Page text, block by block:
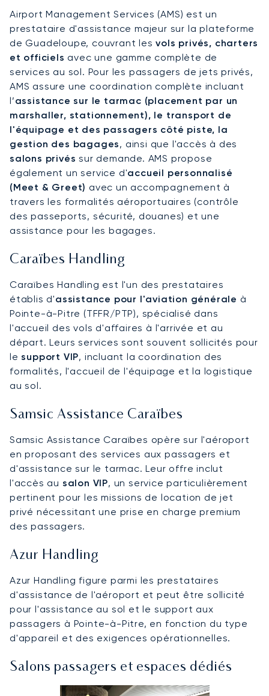
Airport Management Services (AMS) est un
prestataire d'assistance majeur sur la plateforme
de Guadeloupe, couvrant lesvols privés, charters
et officiels avec une gamme complète de
services au sol. Pour les passagers de jets privés,
AMS assure une coordination complète incluant
l’assistance sur le tarmac (placement par un
marshaller, stationnement), le transport de
l'équipage et des passagers côté piste, la
gestion des bagages, ainsi que l'accès à des
salons privés sur demande. AMS propose
également un service d'accueil personnalisé
(Meet & Greet) avec un accompagnement à
travers les formalités aéroportuaires (contrôle
des passeports, sécurité, douanes) et une
assistance pour les bagages.
Caraïbes Handling
Caraïbes Handling est l'un des prestataires
établis d'assistance pour l'aviation générale à
Pointe-à-Pitre (TFFR/PTP), spécialisé dans
l'accueil des vols d'affaires à l'arrivée et au
départ. Leurs services sont souvent sollicités pour
lesupport VIP, incluant la coordination des
formalités, l'accueil de l'équipage et la logistique
au sol.
Samsic Assistance Caraïbes
Samsic Assistance Caraïbes opère sur l'aéroport
en proposant des services aux passagers et
d'assistance sur le tarmac. Leur offre inclut
l'accès au salon VIP, un service particulièrement
pertinent pour les missions de location de jet
privé nécessitant une prise en charge premium
des passagers.
Azur Handling
Azur Handling figure parmi les prestataires
d'assistance de l'aéroport et peut être sollicité
pour l'assistance au sol et le support aux
passagers à Pointe-à-Pitre, en fonction du type
d'appareil et des exigences opérationnelles.
Salons passagers et espaces dédiés